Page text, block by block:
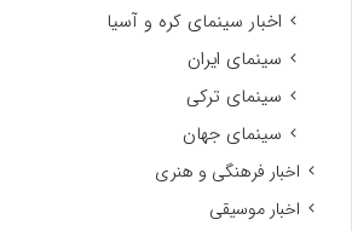
اخبار سینمای کره و آسیا
سینمای ایران
سینمای ترکی
سینمای جهان
اخبار فرهنگی و هنری
اخبار موسیقی